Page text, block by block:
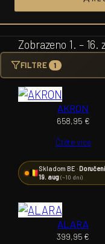
Přeskočit
na
obsah
Zobrazeno 1. – 16.
FILTRE 1
AKRON
658,95 €
Čtěte více
Skladom BE ·
19. aug(~10 dní)
ALARA
399,95 €